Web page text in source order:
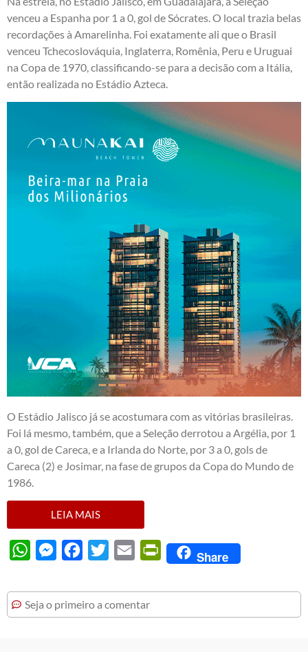
venceu a Espanha por 1 a 0, gol de Sócrates. O local trazia belas
recordações à Amarelinha. Foi exatamente ali que o Brasil
venceu Tchecoslováquia, Inglaterra, Romênia, Peru e Uruguai
na Copa de 1970, classificando-se para a decisão com a Itália,
então realizada no Estádio Azteca.
O Estádio Jalisco já se acostumara com as vitórias brasileiras.
Foi lá mesmo, também, que a Seleção derrotou a Argélia, por 1
a 0, gol de Careca, e a Irlanda do Norte, por 3 a 0, gols de
Careca (2) e Josimar, na fase de grupos da Copa do Mundo de
1986.
LEIA MAIS
WhatsAppMessengerFacebook
Twitter Email PrintFriendly
Share
Seja o primeiro a comentar